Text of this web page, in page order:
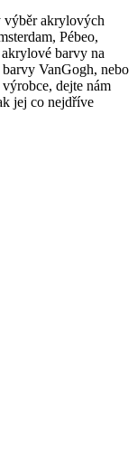
výběr akrylových
Pébeo,
barvy na
VanGogh, nebo
dejte nám
jej co nejdříve